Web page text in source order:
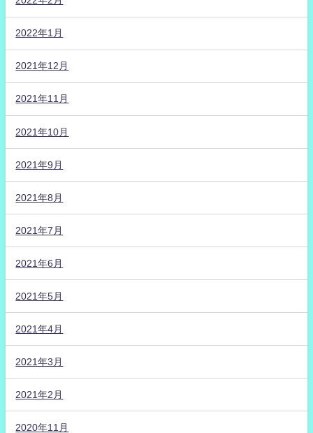
2022年1月
2021年12月
2021年11月
2021年10月
2021年9月
2021年8月
2021年7月
2021年6月
2021年5月
2021年4月
2021年3月
2021年2月
2020年11月